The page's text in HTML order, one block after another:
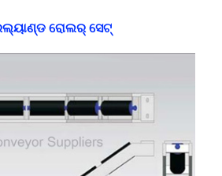
ରୋଲର୍ ସେଟ୍